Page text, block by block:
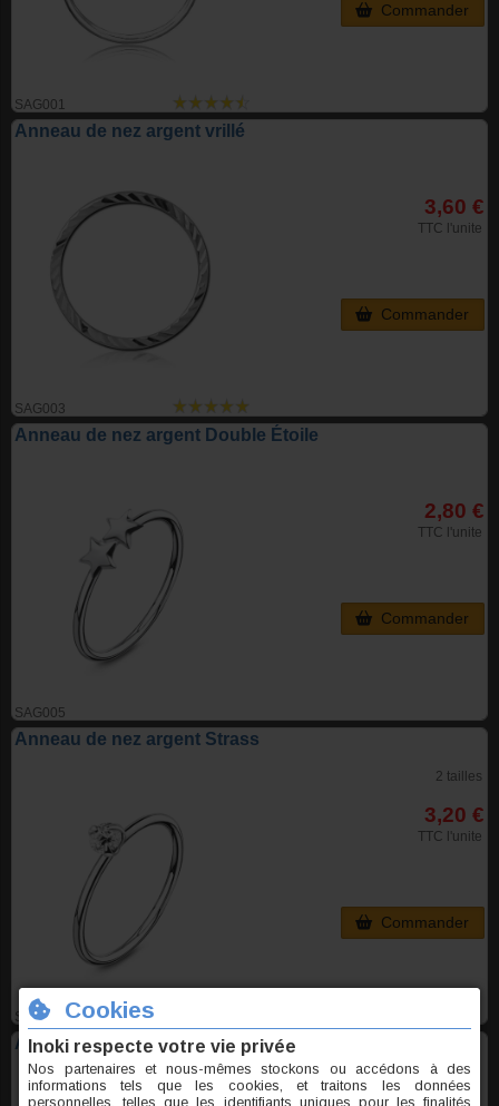
SAG001
Commander
Anneau de nez argent vrillé
SAG003
3,60 €
TTC l'unite
Commander
Anneau de nez argent Double Étoile
SAG005
2,80 €
TTC l'unite
Commander
Anneau de nez argent Strass
SAG006
2 tailles
3,20 €
TTC l'unite
Commander
Anneau de nez argent Élie